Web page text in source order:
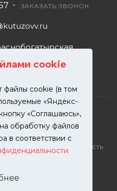
cookie
файлы cookie (в том
«Яндекс-
«Соглашаюсь»,
обработку файлов
в соответствии с
ЗАКАЗАТЬ ЗВОНОК
ремонт и покраска
на сайте – собственность
Все права защищены.